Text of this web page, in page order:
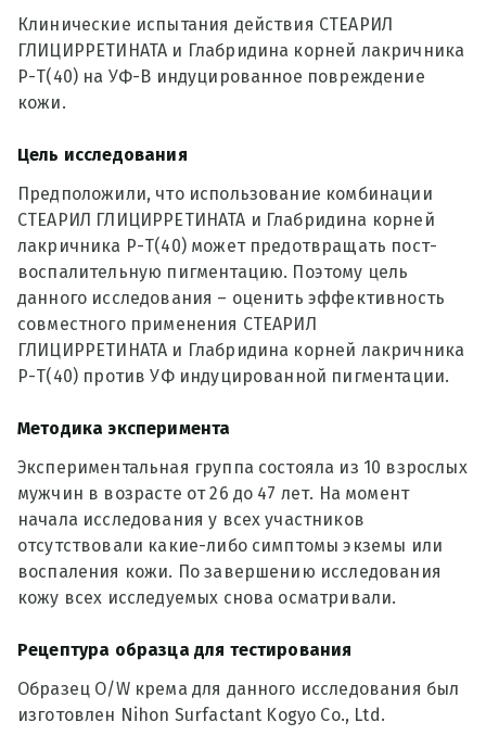
Клинические испытания действия СТЕАРИЛ
ГЛИЦИРРЕТИНАТА и Глабридина корней лакричника
Р-Т(40) на УФ-В индуцированное повреждение
кожи.
Цель исследования
Предположили, что использование комбинации
СТЕАРИЛ ГЛИЦИРРЕТИНАТА и Глабридина корней
лакричника Р-Т(40) может предотвращать пост-
воспалительную пигментацию. Поэтому цель
данного исследования – оценить эффективность
совместного применения СТЕАРИЛ
ГЛИЦИРРЕТИНАТА и Глабридина корней лакричника
Р-Т(40) против УФ индуцированной пигментации.
Методика эксперимента
Экспериментальная группа состояла из 10 взрослых
мужчин в возрасте от 26 до 47 лет. На момент
начала исследования у всех участников
отсутствовали какие-либо симптомы экземы или
воспаления кожи. По завершению исследования
кожу всех исследуемых снова осматривали.
Рецептура образца для тестирования
Образец O/W крема для данного исследования был
изготовлен Nihon Surfactant Kogyo Co., Ltd.